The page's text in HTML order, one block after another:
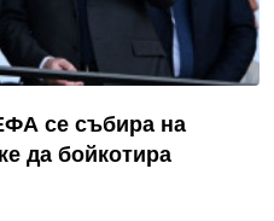
се събира на
да бойкотира